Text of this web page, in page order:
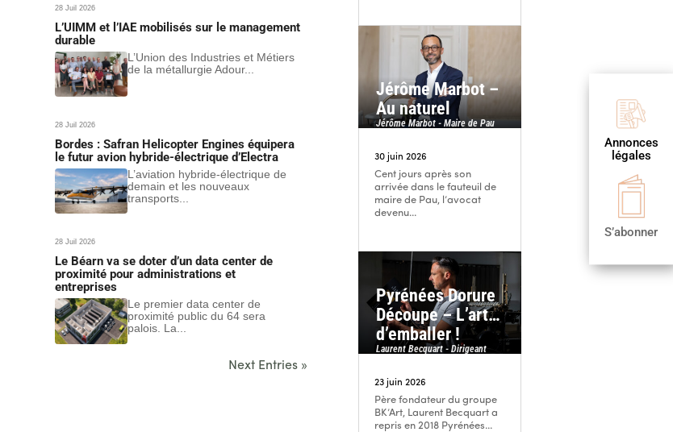
Annonces
légales
S’abonner
28 Juil 2026
L’UIMM et l’IAE mobilisés sur le management
durable
L’Union des Industries et Métiers
de la métallurgie Adour...
28 Juil 2026
Bordes : Safran Helicopter Engines équipera
le futur avion hybride-électrique d’Electra
L’aviation hybride-électrique de
demain et les nouveaux
transports...
28 Juil 2026
Le Béarn va se doter d’un data center de
proximité pour administrations et
entreprises
Le premier data center de
proximité public du 64 sera
palois. La...
Next Entries »
Jérôme Marbot –
Au naturel
Jérôme Marbot - Maire de Pau
30 juin 2026
Cent jours après son
arrivée dans le fauteuil de
maire de Pau, l’avocat
devenu...
Pyrénées Dorure
Découpe – L’art…
d’emballer !
Laurent Becquart - Dirigeant
23 juin 2026
Père fondateur du groupe
BK’Art, Laurent Becquart a
repris en 2018 Pyrénées...

Publier
une annonce

S’abonner